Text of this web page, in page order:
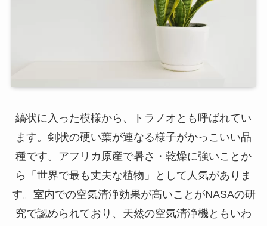
縞状に入った模様から、トラノオとも呼ばれてい
ます。剣状の硬い葉が連なる様子がかっこいい品
種です。アフリカ原産で暑さ・乾燥に強いことか
ら「世界で最も丈夫な植物」として人気がありま
す。室内での空気清浄効果が高いことがNASAの研
究で認められており、天然の空気清浄機ともいわ